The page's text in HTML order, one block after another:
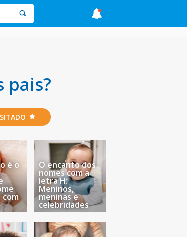
pais?
é o
com
O encanto dos
nomes com a
letra H:
Meninos,
meninas e
celebridades